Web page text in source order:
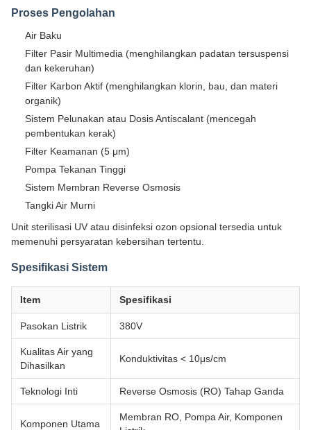
Proses Pengolahan
Air Baku
Filter Pasir Multimedia (menghilangkan padatan tersuspensi
dan kekeruhan)
Filter Karbon Aktif (menghilangkan klorin, bau, dan materi
organik)
Sistem Pelunakan atau Dosis Antiscalant (mencegah
pembentukan kerak)
Filter Keamanan (5 μm)
Pompa Tekanan Tinggi
Sistem Membran Reverse Osmosis
Tangki Air Murni
Unit sterilisasi UV atau disinfeksi ozon opsional tersedia untuk
memenuhi persyaratan kebersihan tertentu.
Spesifikasi Sistem
Item Spesifikasi
Pasokan Listrik 380V
Kualitas Air yang
Dihasilkan
Konduktivitas < 10μs/cm
Teknologi Inti Reverse Osmosis (RO) Tahap Ganda
Komponen Utama
Membran RO, Pompa Air, Komponen